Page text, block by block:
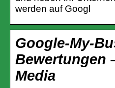
werden auf Googl
Google-My-
Bewertungen
Media